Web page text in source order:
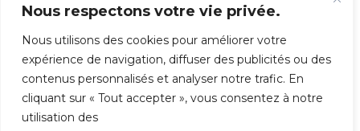
Nous respectons votre vie privée.
Nous utilisons des cookies pour améliorer votre
expérience de navigation, diffuser des publicités ou des
contenus personnalisés et analyser notre trafic. En
cliquant sur « Tout accepter », vous consentez à notre
utilisation des
© Copyright EJMA Réalisé parunprinted.ch